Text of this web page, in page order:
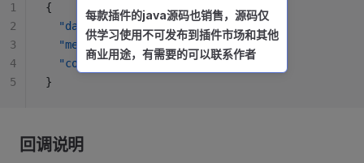
每款插件的java源码也销售，源码仅
供学习使用不可发布到插件市场和其他
商业用途，有需要的可以联系作者
{
  "data"
: {},
  "message"
: "核检成功" ,
  "code"
: 0
}
1
2
3
4
5
回调说明